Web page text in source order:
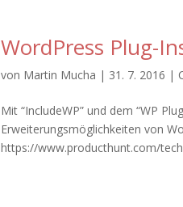
WordPress Plug-
von Martin Mucha | 31. 7. 2016 |
Mit “IncludeWP” und dem “WP
Erweiterungsmöglichkeiten von
https://www.producthunt.com/